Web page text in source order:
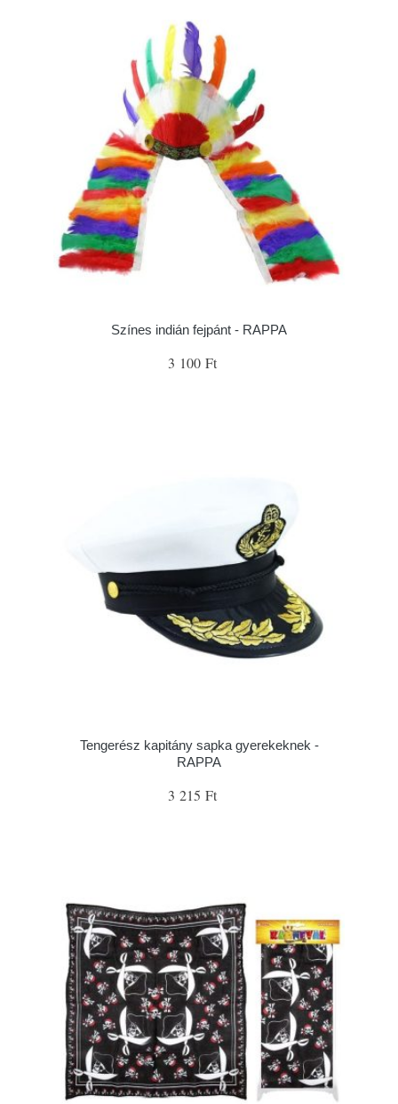
Színes indián fejpánt - RAPPA
3 100 Ft
Tengerész kapitány sapka gyerekeknek -
RAPPA
3 215 Ft